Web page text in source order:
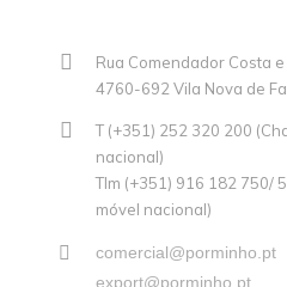
Rua Comendador Costa
4760-692 Vila Nova de
T (+351) 252 320 200
nacional)
Tlm (+351) 916 182 750/
móvel nacional)
comercial@porminho.pt
export@porminho.pt